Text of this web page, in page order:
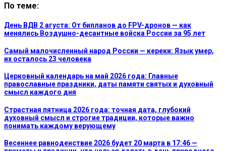
По теме:
День ВДВ 2 агуста: От бипланов до FPV-дронов — как
менялись Воздушно-десантные войска России за 95 лет
Самый малочисленный народ России — кереки: Язык умер,
их осталось 23 человека
Церковный календарь на май 2026 года: Главные
православные праздники, даты памяти святых и духовный
смысл каждого дня
Страстная пятница 2026 года: точная дата, глубокий
духовный смысл и строгие традиции, которые важно
понимать каждому верующему
Весеннее равноденствие 2026 будет 20 марта в 17:46 —